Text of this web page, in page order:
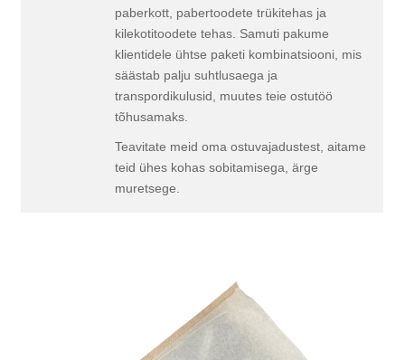
paberkott, pabertoodete trükitehas ja
kilekotitoodete tehas. Samuti pakume
klientidele ühtse paketi kombinatsiooni, mis
säästab palju suhtlusaega ja
transpordikulusid, muutes teie ostutöö
tõhusamaks.
Teavitate meid oma ostuvajadustest, aitame
teid ühes kohas sobitamisega, ärge
muretsege.